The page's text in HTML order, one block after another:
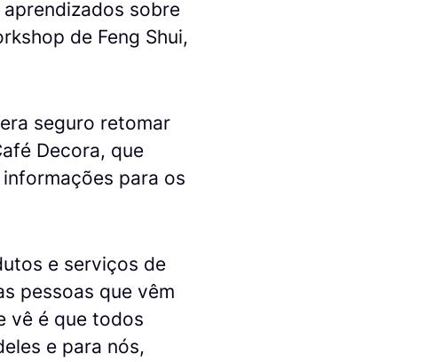
sobre
de Feng Shui,
seguro retomar
Decora, que
para os
e serviços de
pessoas que vêm
vê é que todos
e para nós,